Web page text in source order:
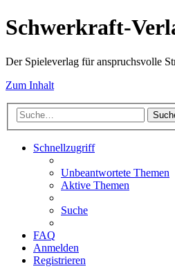
Schwerkraft-
Der Spieleverlag für anspruchsvolle
Zum Inhalt
Schnellzugriff
Unbeantwortete Themen
Aktive Themen
Suche
FAQ
Anmelden
Registrieren